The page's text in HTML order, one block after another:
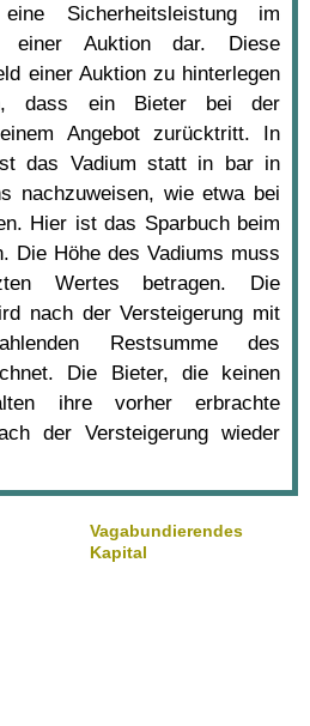
Sicherheitsleistung im
einer Auktion dar. Diese
einer Auktion zu hinterlegen
dass ein Bieter bei der
Angebot zurücktritt. In
das Vadium statt in bar in
nachzuweisen, wie etwa bei
Hier ist das Sparbuch beim
Die Höhe des Vadiums muss
Wertes betragen. Die
nach der Versteigerung mit
Restsumme des
Die Bieter, die keinen
ihre vorher erbrachte
der Versteigerung wieder
Vagabundierendes
Kapital